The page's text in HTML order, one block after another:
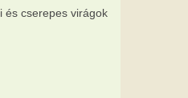
és cserepes virágok